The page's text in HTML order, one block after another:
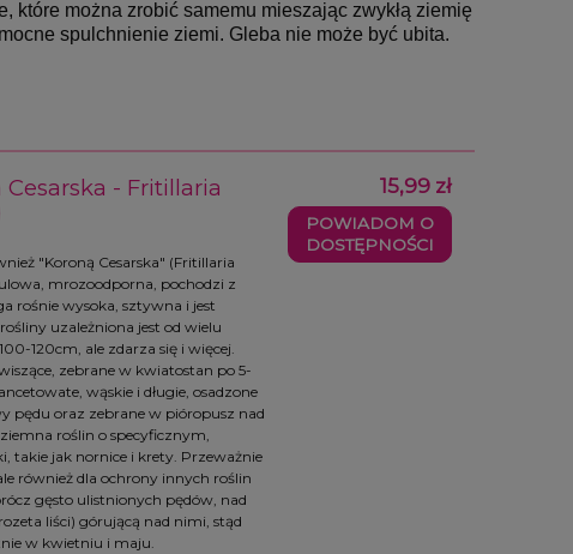
spulchnienie ziemi. Gleba nie może być ubita.
- Fritillaria
"Koroną Cesarska" (Fritillaria
mrozoodporna, pochodzi z
rośnie wysoka, sztywna i jest
uzależniona jest od wielu
120cm, ale zdarza się i więcej.
zebrane w kwiatostan po 5-
wąskie i długie, osadzone
pędu oraz zebrane w pióropusz nad
roślin o specyficznym,
takie jak nornice i krety. Przeważnie
również dla ochrony innych roślin
gęsto ulistnionych pędów, nad
liści) górującą nad nimi, stąd
w kwietniu i maju.
15,99 zł
POWIADOM O
DOSTĘPNOŚCI